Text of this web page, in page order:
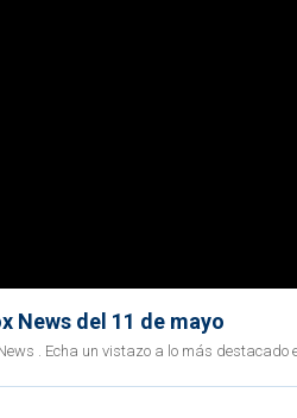
News del 11 de mayo
. Echa un vistazo a lo más destacado